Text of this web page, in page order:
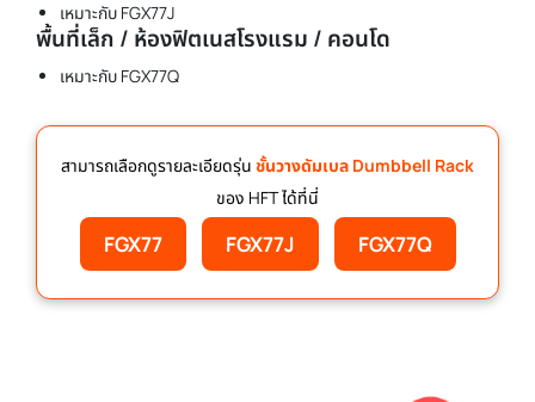
เหมาะกับ FGX77J
พื้นที่เล็ก / ห้องฟิตเนสโรงแรม / คอนโด
เหมาะกับ FGX77Q
สามารถเลือกดูรายละเอียดรุ่น ชั้นวางดัมเบล Dumbbell Rack
ของ HFT ได้ที่นี่
FGX77 FGX77J FGX77Q